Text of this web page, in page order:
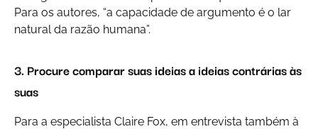
Para os autores, “a capacidade de argumento é o lar
natural da razão humana”.
3. Procure comparar suas ideias a ideias contrárias às
suas
Para a especialista Claire Fox, em entrevista também à